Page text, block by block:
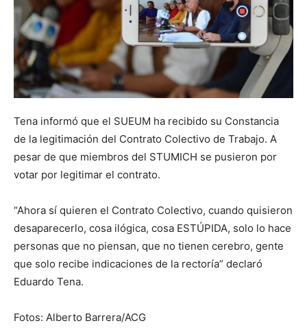
Tena informó que el SUEUM ha recibido su Constancia
de la legitimación del Contrato Colectivo de Trabajo. A
pesar de que miembros del STUMICH se pusieron por
votar por legitimar el contrato.
“Ahora sí quieren el Contrato Colectivo, cuando quisieron
desaparecerlo, cosa ilógica, cosa ESTÚPIDA, solo lo hace
personas que no piensan, que no tienen cerebro, gente
que solo recibe indicaciones de la rectoría” declaró
Eduardo Tena.
Fotos: Alberto Barrera/ACG